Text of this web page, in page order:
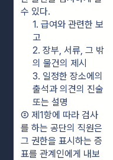
수 있다.
1. 급여와 관련한 보
고
2. 장부, 서류, 그 밖
의 물건의 제시
3. 일정한 장소에의
출석과 의견의 진술
또는 설명
② 제1항에 따라 검사
를 하는 공단의 직원은
그 권한을 표시하는 증
표를 관계인에게 내보